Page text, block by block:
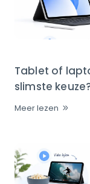
Tablet of
slimste
Meer lezen